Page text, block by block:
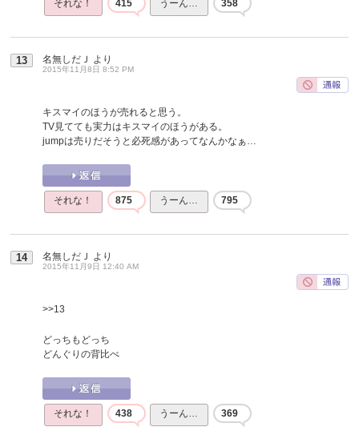
それな！ 415 うーん… 358
13 名無しだＪ より
2015年11月8日 8:52 PM
キスマイのほうが売れると思う。
TV見てても実力はキスマイのほうがある。
jumpは売りだそうと必死感があってなんかなぁ…
それな！ 875 うーん… 795
14 名無しだＪ より
2015年11月9日 12:40 AM
>>13
どっちもどっち
どんぐりの背比べ
それな！ 438 うーん… 369